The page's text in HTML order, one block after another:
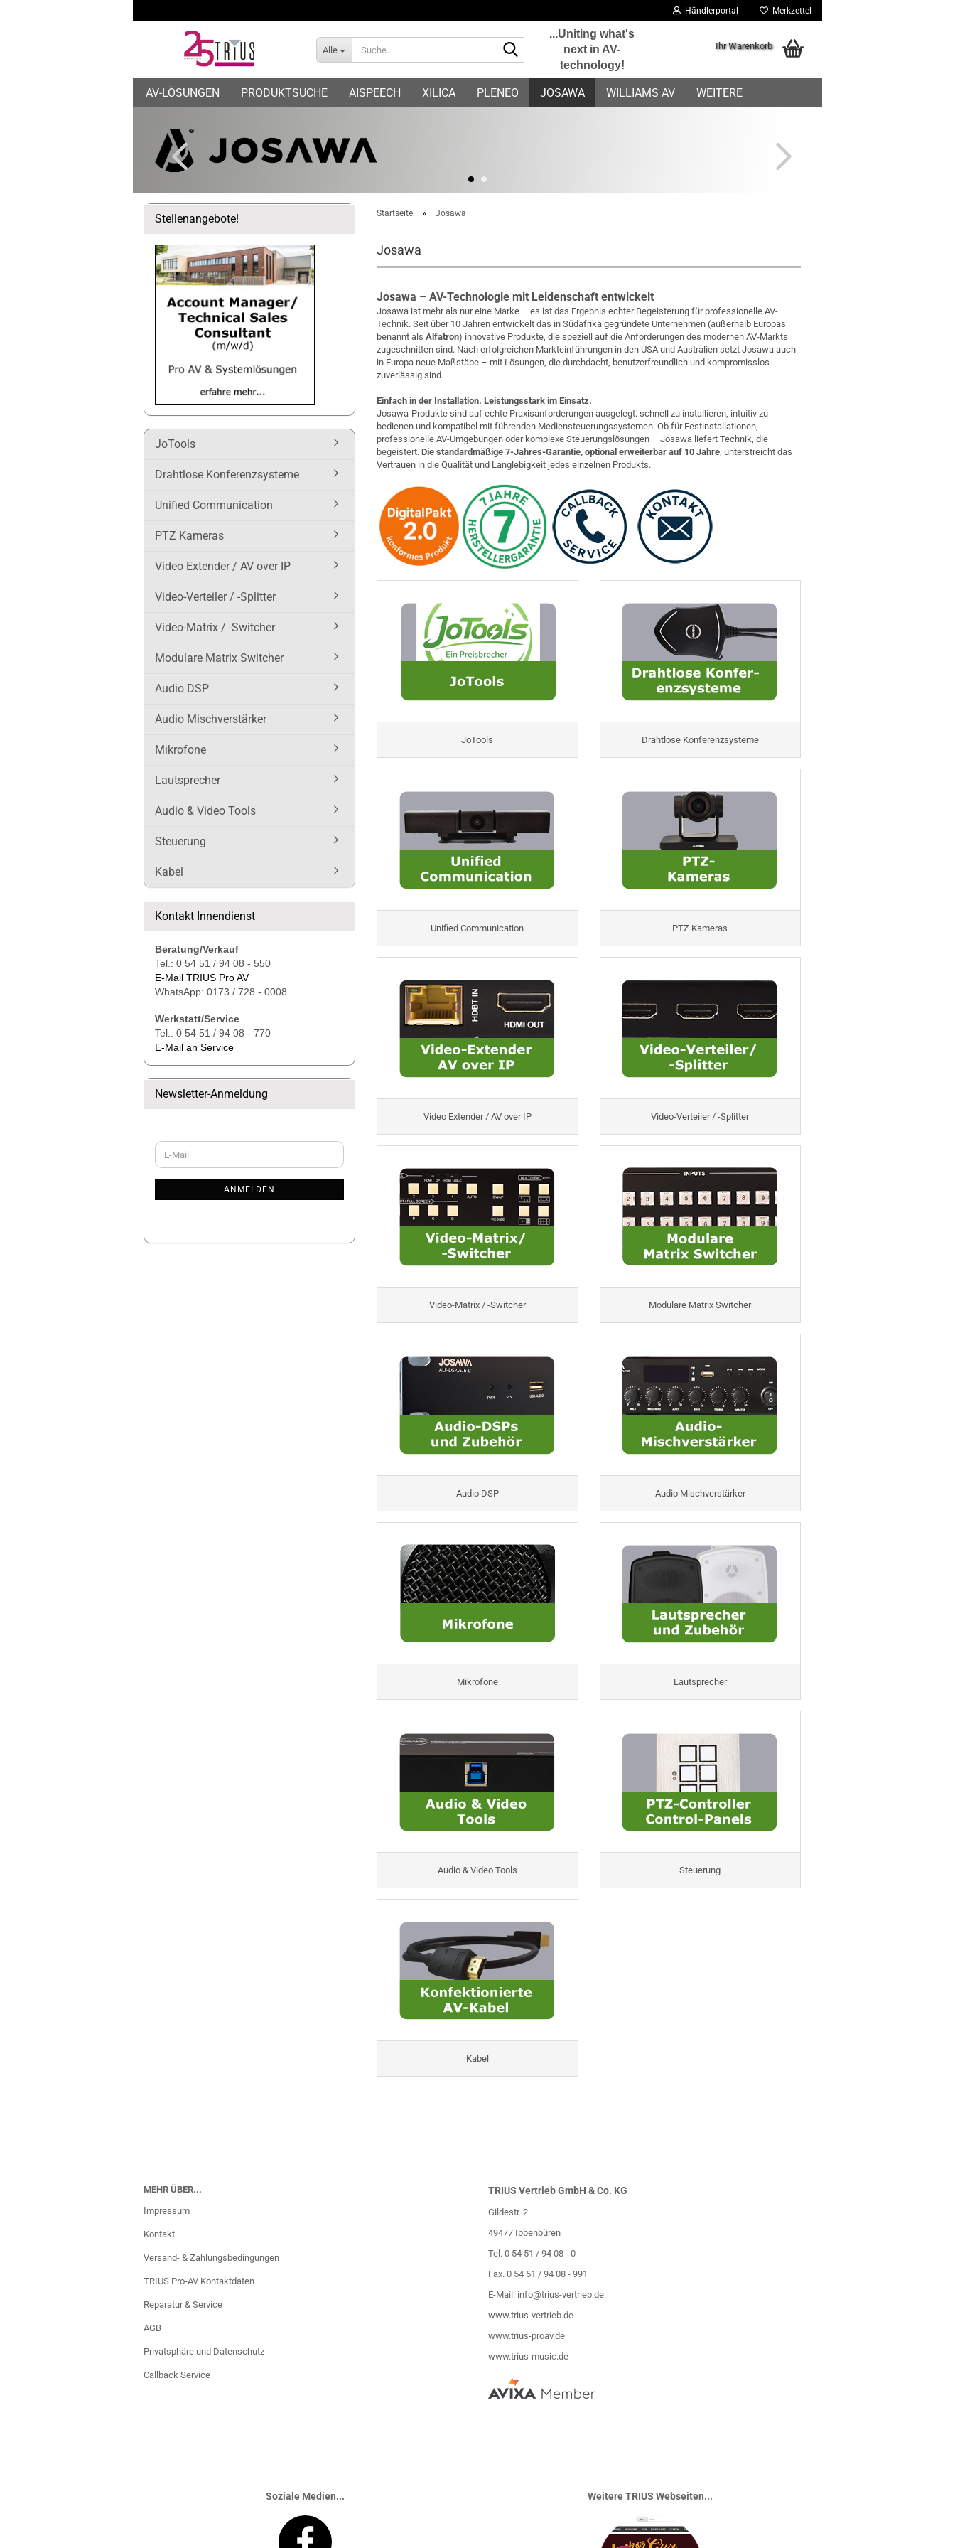
Händlerportal
E-Mail
Merkzettel
Alle
...Uniting what's
next in AV-
technology!
Ihr Warenkorb
AV-LÖSUNGEN PRODUKTSUCHE AISPEECH XILICA PLENEO JOSAWA WILLIAMS AV WEITERE
Startseite » Josawa
Josawa
Josawa – AV-Technologie mit Leidenschaft entwickelt
Josawa ist mehr als nur eine Marke – es ist das Ergebnis echter Begeisterung für professionelle AV-
Technik. Seit über 10 Jahren entwickelt das in Südafrika gegründete Unternehmen (außerhalb Europas
benannt alsAlfatron) innovative Produkte, die speziell auf die Anforderungen des modernen AV-Markts
zugeschnitten sind. Nach erfolgreichen Markteinführungen in den USA und Australien setzt Josawa auch
in Europa neue Maßstäbe – mit Lösungen, die durchdacht, benutzerfreundlich und kompromisslos
zuverlässig sind.
Einfach in der Installation. Leistungsstark im Einsatz.
Josawa-Produkte sind auf echte Praxisanforderungen ausgelegt: schnell zu installieren, intuitiv zu
bedienen und kompatibel mit führenden Mediensteuerungssystemen. Ob für Festinstallationen,
professionelle AV-Umgebungen oder komplexe Steuerungslösungen – Josawa liefert Technik, die
begeistert.Die standardmäßige 7-Jahres-Garantie, optional erweiterbar auf 10 Jahre, unterstreicht das
Vertrauen in die Qualität und Langlebigkeit jedes einzelnen Produkts.
JoTools Drahtlose Konferenzsysteme
Unified Communication PTZ Kameras
Video Extender / AV over IP Video-Verteiler / -Splitter
Video-Matrix / -Switcher Modulare Matrix Switcher
Audio DSP Audio Mischverstärker
Mikrofone Lautsprecher
Audio & Video Tools Steuerung
Kabel
Stellenangebote!
JoTools
Drahtlose Konferenzsysteme
Unified Communication
PTZ Kameras
Video Extender / AV over IP
Video-Verteiler / -Splitter
Video-Matrix / -Switcher
Modulare Matrix Switcher
Audio DSP
Audio Mischverstärker
Mikrofone
Lautsprecher
Audio & Video Tools
Steuerung
Kabel
Kontakt Innendienst
Beratung/Verkauf
Tel.: 0 54 51 / 94 08 - 550
E-Mail TRIUS Pro AV
WhatsApp: 0173 / 728 - 0008
Werkstatt/Service
Tel.: 0 54 51 / 94 08 - 770
E-Mail an Service
Newsletter-Anmeldung
WEITER
ZUR
E-
Mail
ANMELDEN
MEHR ÜBER...
Impressum
Kontakt
Versand- & Zahlungsbedingungen
TRIUS Pro-AV Kontaktdaten
Reparatur & Service
AGB
Privatsphäre und Datenschutz
Callback Service
TRIUS Vertrieb GmbH & Co. KG
Gildestr. 2
49477 Ibbenbüren
Tel. 0 54 51 / 94 08 - 0
Fax. 0 54 51 / 94 08 - 991
E-Mail: info@trius-vertrieb.de
www.trius-vertrieb.de
www.trius-proav.de
www.trius-music.de
Soziale Medien... Weitere TRIUS Webseiten...